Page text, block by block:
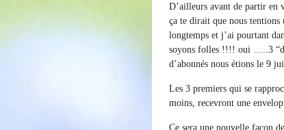
D’ailleurs avant de partir en
ça te dirait que nous
longtemps et j’ai pourtant
soyons folles !!!! oui …..3
d’abonnés nous étions le 9
Les 3 premiers qui se
moins, recevront une
Ce sera une nouvelle façon